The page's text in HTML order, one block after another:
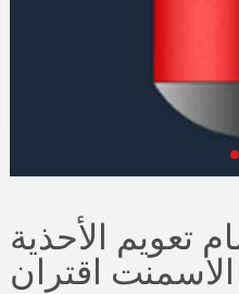
تعويم الأحذية
الاسمنت اقتران